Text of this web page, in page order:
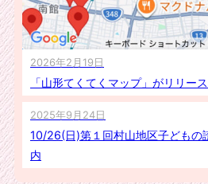
2026年2月19日
「山形てくてくマップ」がリリー
2025年9月24日
10/26(日)第１回村山地区子どもの
内